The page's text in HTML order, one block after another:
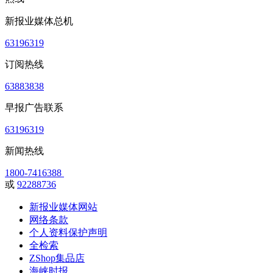
新报业媒体总机
63196319
订阅热线
63883838
早报广告联系
63196319
新闻热线
1800-7416388
或 92288736
新报业媒体网站
网络条款
个人资料保护声明
全检索
ZShop集品店
海峡时报